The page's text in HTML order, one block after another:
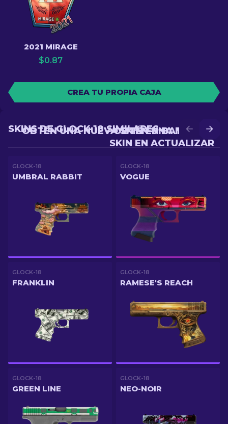
2021 MIRAGE
$0.87
CREA TU PROPIA CAJA
OBTÉN UNA MEJOR
SKIN EN ACTUALIZAR
OBTÉN UNA NUEVA SKIN EN BATALLA
SKINS DE GLOCK-18 SIMILARES
GLOCK-18
UMBRAL RABBIT
GLOCK-18
VOGUE
GLOCK-18
FRANKLIN
GLOCK-18
RAMESE'S REACH
GLOCK-18
GREEN LINE
GLOCK-18
NEO-NOIR